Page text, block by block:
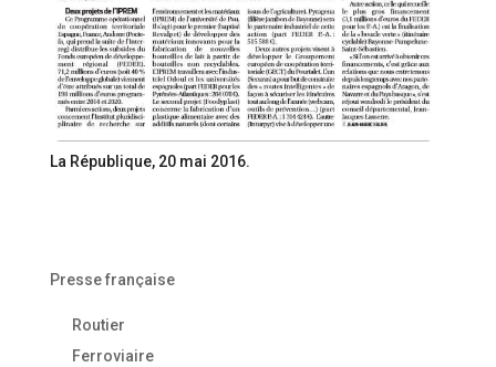
La République, 20 mai 2016.
Presse française
Routier
Ferroviaire